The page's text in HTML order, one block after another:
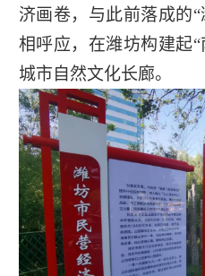
济画卷，与此前落成的
相呼应，在潍坊构建起
城市自然文化长廊。